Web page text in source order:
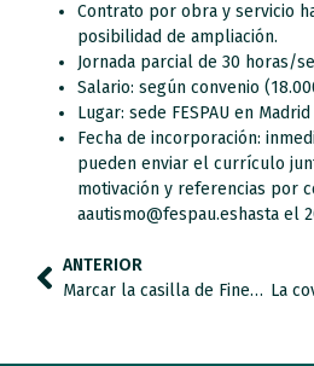
Contrato por obra y servicio
posibilidad de ampliación.
Jornada parcial de 30 horas/
Salario: según convenio
Lugar: sede FESPAU en Madrid
Fecha de incorporación:
pueden enviar el currículo
motivación y referencias por
aautismo@fespau.eshasta el
ANTERIOR
Marcar la casilla de Fines Sociales o X Solidaria en la renta contribuye a que la sociedad avance gracias al trabajo de las ONG